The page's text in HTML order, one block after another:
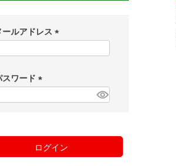
ールアドレス
)
スワード
ログイン